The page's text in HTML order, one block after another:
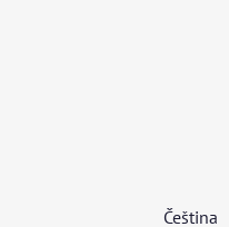
Čeština